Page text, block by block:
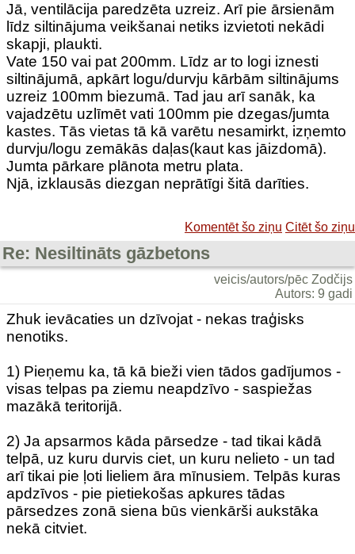
Jā, ventilācija paredzēta uzreiz. Arī pie ārsienām
līdz siltinājuma veikšanai netiks izvietoti nekādi
skapji, plaukti.
Vate 150 vai pat 200mm. Līdz ar to logi iznesti
siltinājumā, apkārt logu/durvju kārbām siltinājums
uzreiz 100mm biezumā. Tad jau arī sanāk, ka
vajadzētu uzlīmēt vati 100mm pie dzegas/jumta
kastes. Tās vietas tā kā varētu nesamirkt, izņemto
durvju/logu zemākās daļas(kaut kas jāizdomā).
Jumta pārkare plānota metru plata.
Njā, izklausās diezgan neprātīgi šitā darīties.
Komentēt šo ziņu Citēt šo ziņu
Re: Nesiltināts gāzbetons
veicis/autors/pēc Zodčijs
Autors: 9 gadi
Zhuk ievācaties un dzīvojat - nekas traģisks
nenotiks.
1) Pieņemu ka, tā kā bieži vien tādos gadījumos -
visas telpas pa ziemu neapdzīvo - saspiežas
mazākā teritorijā.
2) Ja apsarmos kāda pārsedze - tad tikai kādā
telpā, uz kuru durvis ciet, un kuru nelieto - un tad
arī tikai pie ļoti lieliem āra mīnusiem. Telpās kuras
apdzīvos - pie pietiekošas apkures tādas
pārsedzes zonā siena būs vienkārši aukstāka
nekā citviet.